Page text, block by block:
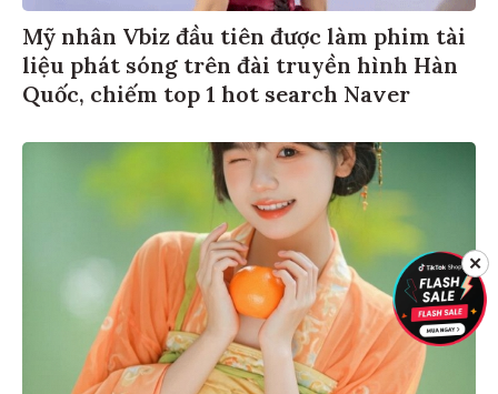
Mỹ nhân Vbiz đầu tiên được làm phim tài
liệu phát sóng trên đài truyền hình Hàn
Quốc, chiếm top 1 hot search Naver
✕